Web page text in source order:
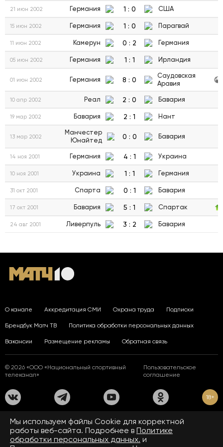
21 июн 2002 Германия 1 : 0 США
15 июн 2002 Германия 1 : 0 Парагвай
11 июн 2002 Камерун 0 : 2 Германия
05 июн 2002 Германия 1 : 1 Ирландия
01 июн 2002 Германия 8 : 0
Саудовская
Аравия
10 апр 2002 Реал 2 : 0 Бавария
19 мар 2002 Бавария 2 : 1 Нант
13 мар 2002
Манчестер
Юнайтед
0 : 0 Бавария
14 ноя 2001 Германия 4 : 1 Украина
10 ноя 2001 Украина 1 : 1 Германия
31 окт 2001 Спарта 0 : 1 Бавария
17 окт 2001 Бавария 5 : 1 Спартак
24 авг 2001 Ливерпуль 3 : 2 Бавария
О канале Аккредитация СМИ Охрана труда Подписки
Брендбук Матч ТВ Политика обработки персональных данных
Вакансии Размещение рекламы Обратная связь
© 2026 «ООО «Национальный спортивный
телеканал»
Пользовательское
соглашение
18+
На сайте применяются рекомендательные технологии. Подробнее
Правилах применения рекомендательных технологий.
Средство массовой информации сетевое издание «www.matchtv.ru»
зарегистрировано Федеральной службой по надзору в сфере связи,
Мы используем файлы Сookie для корректной
работы веб-сайта. Подробнее в Политике
обработки персональных данных. и